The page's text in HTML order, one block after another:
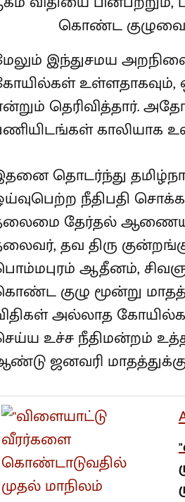
இந்துசமய
தெரிவித்தார்.
காலியாக
தொடர்ந்து
நீதிபதி
தேர்தல்
தவ திரு
ஆதீனம்,
குழு மூன்று
அல்லாத
உச்ச நீதிமன்றம்
ஜனவரி